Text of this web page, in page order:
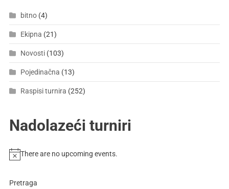
bitno(4)
Ekipna (21)
Novosti(103)
Pojedinačna (13)
Raspisi turnira (252)
Nadolazeći turniri
There are no upcoming events.
Pretraga